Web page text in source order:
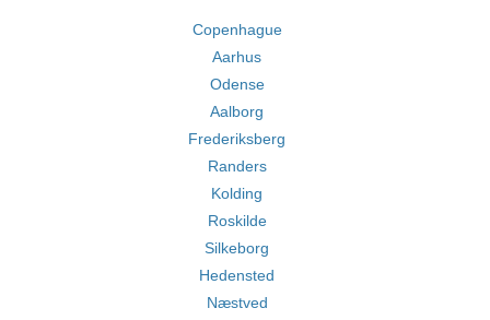
Copenhague
Aarhus
Odense
Aalborg
Frederiksberg
Randers
Kolding
Roskilde
Silkeborg
Hedensted
Næstved